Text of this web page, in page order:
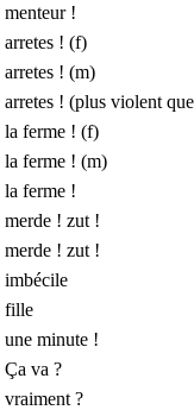
menteur !
arretes ! (f)
arretes ! (m)
arretes ! (plus violent
la ferme ! (f)
la ferme ! (m)
la ferme !
merde ! zut !
merde ! zut !
imbécile
fille
une minute !
Ça va ?
vraiment ?